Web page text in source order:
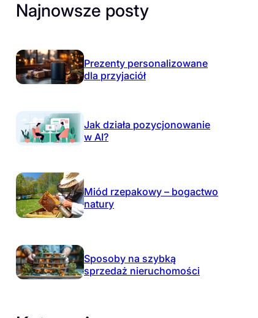
Najnowsze posty
Prezenty personalizowane
dla przyjaciół
Jak działa pozycjonowanie
w AI?
Miód rzepakowy – bogactwo
natury
Sposoby na szybką
sprzedaż nieruchomości